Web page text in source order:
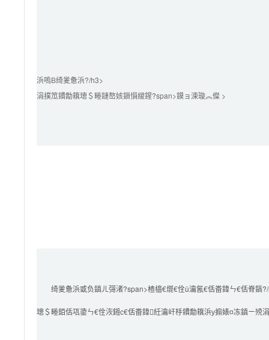
浜嗚В绮夎惫浜?/h3>
涓撲笟鐨勪簯璁＄畻鏈嶅姟鎻愪緵鍟?span>鏌ョ湅璇︽儏 >
璁＄畻銆佸瓨鍌ㄣ€佺洃鎺с€佸畨鍏紝瀹屽杽鐨勪簯浜у搧婊¤冻鎮ㄧ殑